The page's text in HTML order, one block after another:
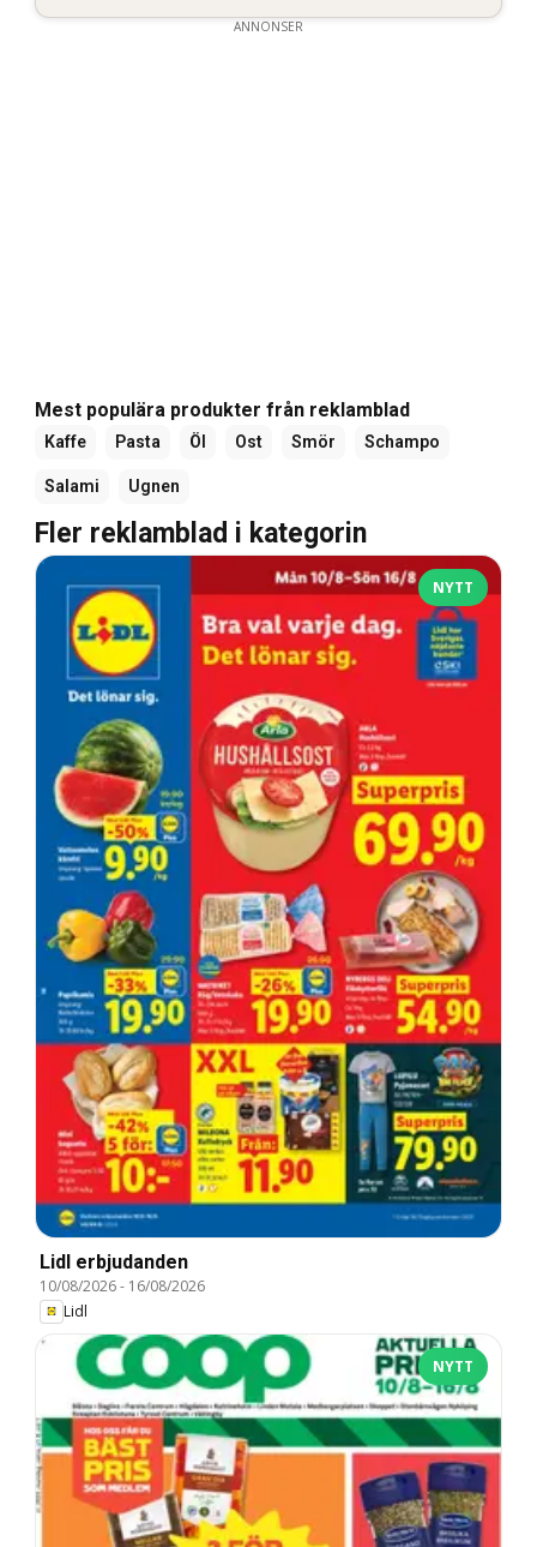
ANNONSER
Mest populära produkter från reklamblad
Kaffe Pasta Öl Ost Smör Schampo
Salami Ugnen
Fler reklamblad i kategorin
NYTT
Lidl erbjudanden
10/08/2026- 16/08/2026
Lidl
NYTT